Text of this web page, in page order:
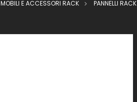
MOBILI E ACCESSORI RACK PANNELLI RACK